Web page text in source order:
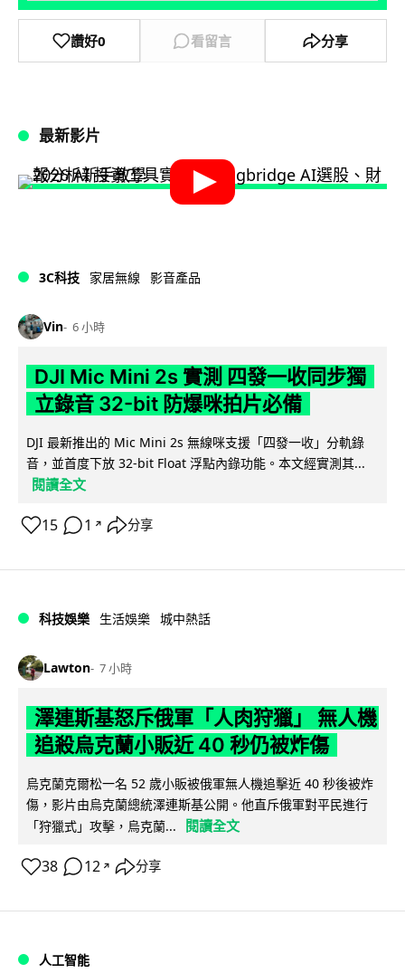
讚好0 看留言 分享
最新影片
3C科技 家居無線 影音產品
Vin 6 小時
DJI Mic Mini 2s 實測 四發一收同步獨
立錄音 32-bit 防爆咪拍片必備
DJI 最新推出的 Mic Mini 2s 無線咪支援「四發一收」分軌錄
音，並首度下放 32-bit Float 浮點內錄功能。本文經實測其...
閱讀全文
15 1 ↗ 分享
科技娛樂 生活娛樂 城中熱話
Lawton 7 小時
澤連斯基怒斥俄軍「人肉狩獵」 無人機
追殺烏克蘭小販近 40 秒仍被炸傷
烏克蘭克爾松一名 52 歲小販被俄軍無人機追擊近 40 秒後被炸
傷，影片由烏克蘭總統澤連斯基公開。他直斥俄軍對平民進行
「狩獵式」攻擊，烏克蘭...
閱讀全文
38 12 ↗ 分享
人工智能